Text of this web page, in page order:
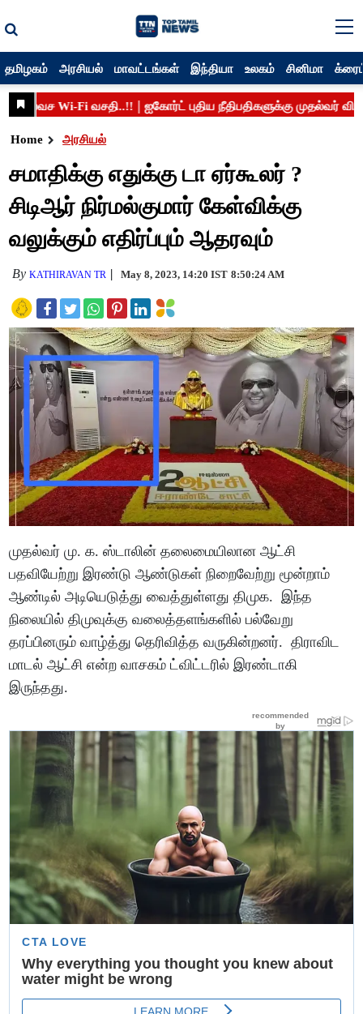
தமிழகம் அரசியல் மாவட்டங்கள் இந்தியா உலகம் சினிமா
Home அரசியல்
சமாதிக்கு எதுக்கு டா ஏர்கூலர் ?
சிடிஆர் நிர்மல்குமார் கேள்விக்கு
வலுக்கும் எதிர்ப்பும் ஆதரவும்
ByKATHIRAVAN TR May 8, 2023, 14:20 IST 8:50:24 AM
முதல்வர் மு. க. ஸ்டாலின் தலைமையிலான ஆட்சி
பதவியேற்று இரண்டு ஆண்டுகள் நிறைவேற்று மூன்றாம்
ஆண்டில் அடியெடுத்து வைத்துள்ளது திமுக. இந்த
நிலையில் திமுவுக்கு வலைத்தளங்களில் பல்வேறு
தரப்பினரும் வாழ்த்து தெரிவித்த வருகின்றனர். திராவிட
மாடல் ஆட்சி என்ற வாசகம் ட்விட்டரில் இரண்டாகி
இருந்தது.